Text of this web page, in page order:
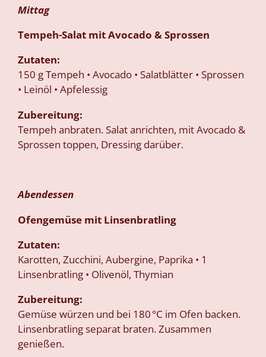
Mittag
Tempeh-Salat mit Avocado & Sprossen
Zutaten:
150 g Tempeh • Avocado • Salatblätter • Sprossen
• Leinöl • Apfelessig
Zubereitung:
Tempeh anbraten. Salat anrichten, mit Avocado &
Sprossen toppen, Dressing darüber.
Abendessen
Ofengemüse mit Linsenbratling
Zutaten:
Karotten, Zucchini, Aubergine, Paprika • 1
Linsenbratling • Olivenöl, Thymian
Zubereitung:
Gemüse würzen und bei 180 °C im Ofen backen.
Linsenbratling separat braten. Zusammen
genießen.